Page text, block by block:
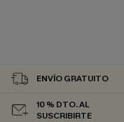
ENVÍO GRATUITO
10 % DTO. AL
SUSCRIBIRTE